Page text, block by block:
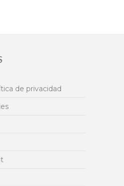
de privacidad